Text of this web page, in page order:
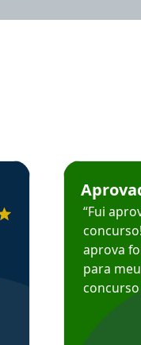
Concursos em
Estudante
“Fui
aprova
para